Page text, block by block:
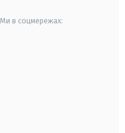
Ми в соцмережах: